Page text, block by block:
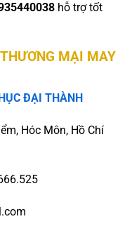
hỗ trợ tốt
MẠI MAY
ĐẠI THÀNH
Hóc Môn, Hồ Chí